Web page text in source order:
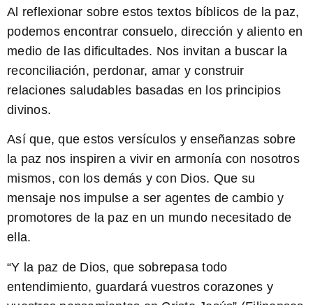
Al reflexionar sobre estos textos bíblicos de la paz,
podemos encontrar consuelo, dirección y aliento en
medio de las dificultades. Nos invitan a buscar la
reconciliación, perdonar, amar y construir
relaciones saludables basadas en los principios
divinos.
Así que, que estos versículos y enseñanzas sobre
la paz nos inspiren a vivir en armonía con nosotros
mismos, con los demás y con Dios. Que su
mensaje nos impulse a ser agentes de cambio y
promotores de la paz en un mundo necesitado de
ella.
“Y la paz de Dios, que sobrepasa todo
entendimiento, guardará vuestros corazones y